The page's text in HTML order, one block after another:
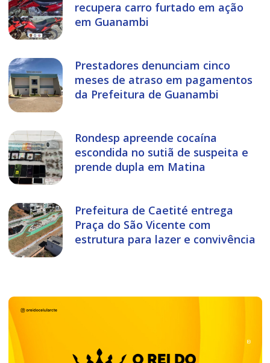
recupera carro furtado em ação
em Guanambi
Prestadores denunciam cinco
meses de atraso em pagamentos
da Prefeitura de Guanambi
Rondesp apreende cocaína
escondida no sutiã de suspeita e
prende dupla em Matina
Prefeitura de Caetité entrega
Praça do São Vicente com
estrutura para lazer e convivência